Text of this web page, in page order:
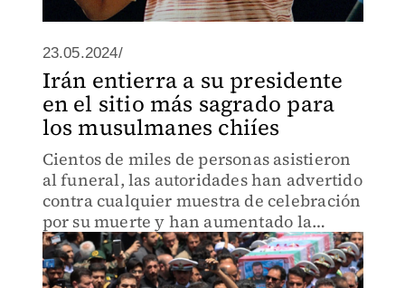
23.05.2024/
Irán entierra a su presidente
en el sitio más sagrado para
los musulmanes chiíes
Cientos de miles de personas asistieron
al funeral, las autoridades han advertido
contra cualquier muestra de celebración
por su muerte y han aumentado la
presencia de seguridad en Teherán.